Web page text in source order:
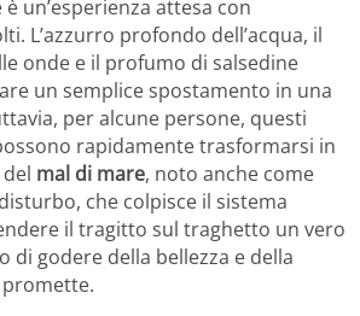
un’esperienza attesa con
L’azzurro profondo dell’acqua, il
onde e il profumo di salsedine
un semplice spostamento in una
per alcune persone, questi
rapidamente trasformarsi in
mal di mare, noto anche come
che colpisce il sistema
il tragitto sul traghetto un vero
di godere della bellezza e della